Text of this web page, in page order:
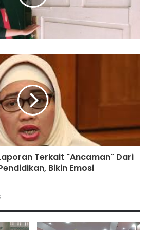
Surabaya akan tetap
yang diberlakukan oleh pusat untuk
Terkait "Ancaman" Dari
Bikin Emosi